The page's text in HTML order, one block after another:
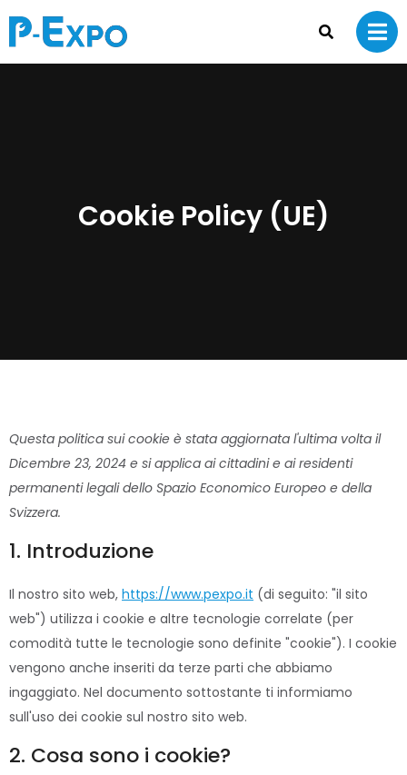
Cookie Policy (UE)
Questa politica sui cookie è stata aggiornata l'ultima volta il
Dicembre 23, 2024 e si applica ai cittadini e ai residenti
permanenti legali dello Spazio Economico Europeo e della
Svizzera.
1. Introduzione
Il nostro sito web, https://www.pexpo.it (di seguito: "il sito
web") utilizza i cookie e altre tecnologie correlate (per
comodità tutte le tecnologie sono definite "cookie"). I cookie
vengono anche inseriti da terze parti che abbiamo
ingaggiato. Nel documento sottostante ti informiamo
sull'uso dei cookie sul nostro sito web.
2. Cosa sono i cookie?